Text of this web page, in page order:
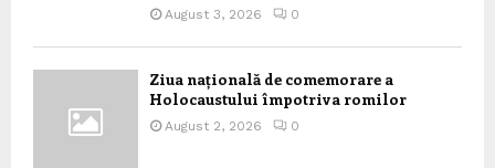
August 3, 2026 0
Ziua națională de comemorare a
Holocaustului împotriva romilor
August 2, 2026 0